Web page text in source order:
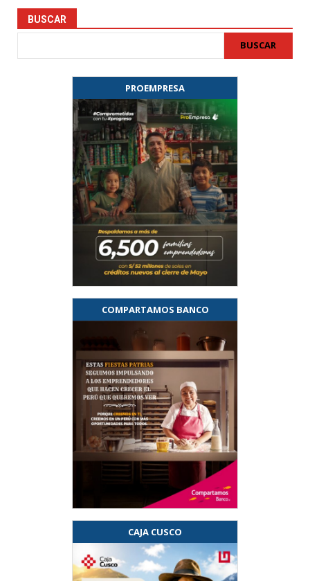
BUSCAR
BUSCAR
PROEMPRESA
COMPARTAMOS BANCO
CAJA CUSCO